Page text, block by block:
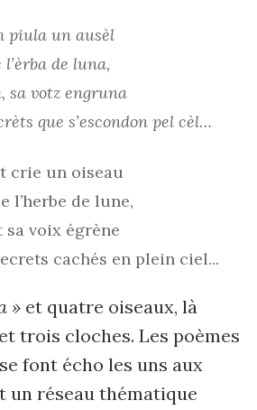
piula un ausèl
de luna,
sa votz engruna
que s’escondon pel cèl…
crie un oiseau
l’herbe de lune,
voix égrène
cachés en plein ciel...
» et quatre oiseaux, là
et trois cloches. Les poèmes
se font écho les uns aux
un réseau thématique